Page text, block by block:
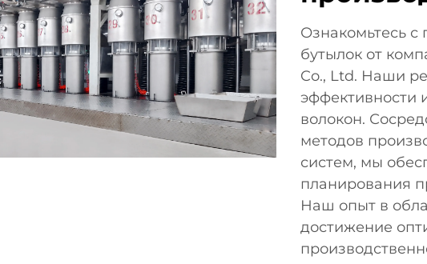
Ознакомьтесь
бутылок от
Co., Ltd. Наши
эффективности
волокон.
методов
систем, мы
планирования
Наш опыт в
достижение